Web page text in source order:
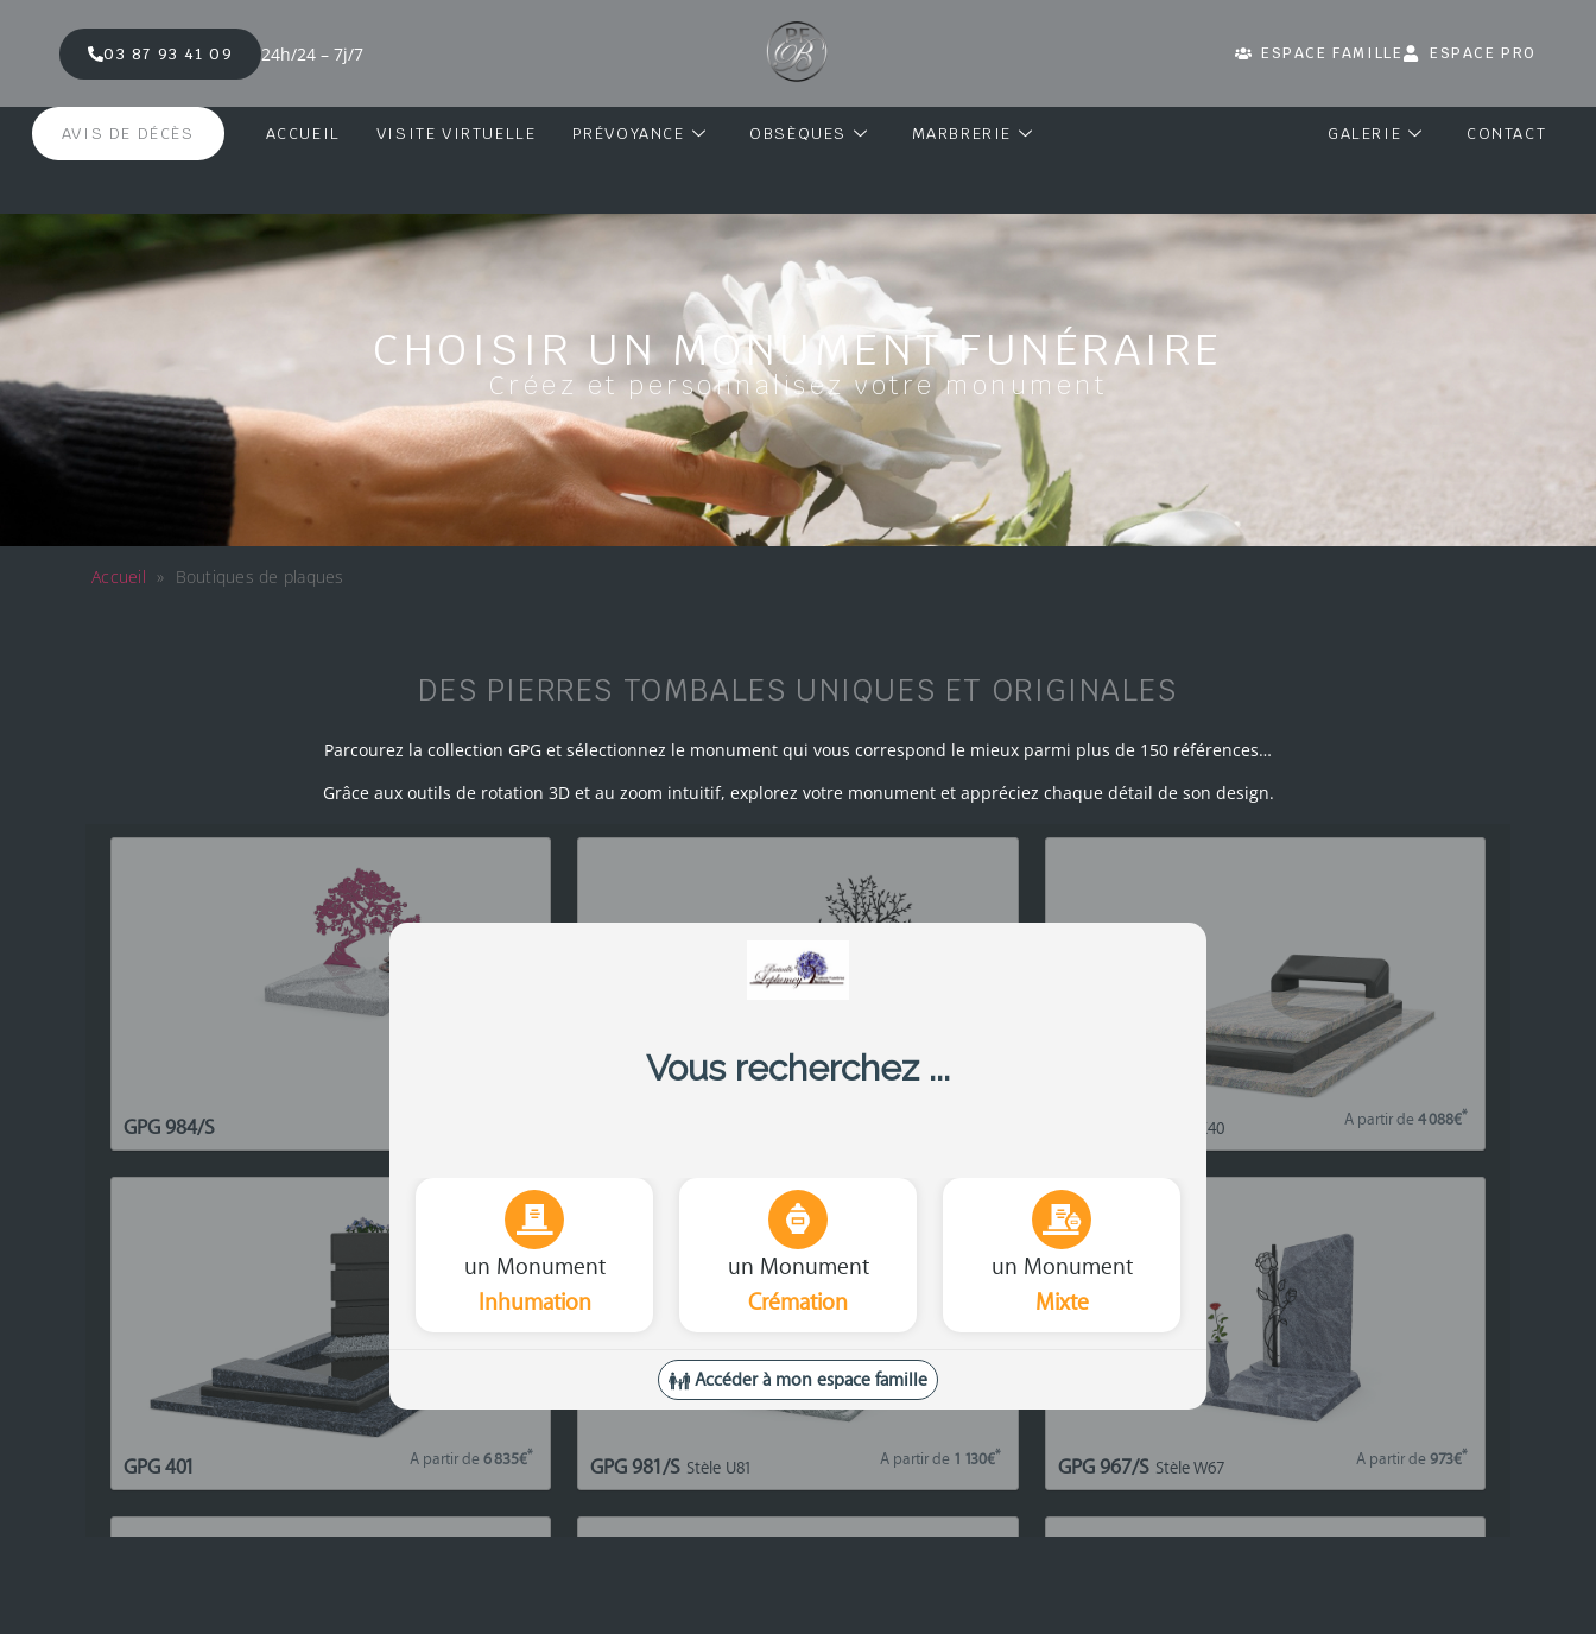
03 87 93 41 09 24h/24 – 7j/7 ESPACE FAMILLE ESPACE PRO
AVIS DE DÉCÈS ACCUEIL VISITE VIRTUELLE PRÉVOYANCE OBSÈQUES MARBRERIE GALERIE CONTACT
CHOISIR UN MONUMENT FUNÉRAIRE
Créez et personnalisez votre monument
Accueil » Boutiques de plaques
DES PIERRES TOMBALES UNIQUES ET ORIGINALES
Parcourez la collection GPG et sélectionnez le monument qui vous correspond le mieux parmi plus de 150 références…
Grâce aux outils de rotation 3D et au zoom intuitif, explorez votre monument et appréciez chaque détail de son design.